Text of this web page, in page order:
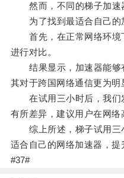
然而，不同的梯子加速
为了找到最适合自己的
首先，在正常网络环境
进行对比。
结果显示，加速器能够
其对于跨国网络通信更为明
在试用三小时后，我们
有所差异，建议用户在网络
综上所述，梯子试用三
适合自己的网络加速器，提
#37#